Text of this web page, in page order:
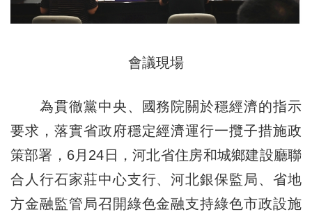
會議現場
為貫徹黨中央、國務院關於穩經濟的指示
要求，落實省政府穩定經濟運行一攬子措施政
策部署，6月24日，河北省住房和城鄉建設廳聯
合人行石家莊中心支行、河北銀保監局、省地
方金融監管局召開綠色金融支持綠色市政設施